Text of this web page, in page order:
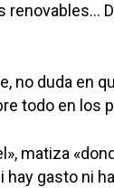
renovables…
no duda en
todo en los
matiza
hay gasto ni